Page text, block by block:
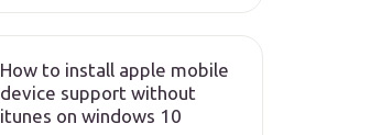
How to install apple mobile
device support without
itunes on windows 10